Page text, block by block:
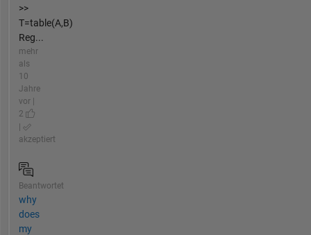
>>
T=table(A,B)
Reg...
mehr
als
10
Jahre
vor |
2
|
akzeptiert
Beantwortet
why
does
my